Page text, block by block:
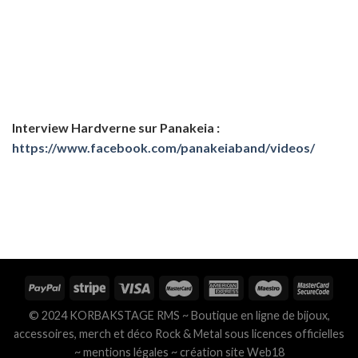
Interview Hardverne sur Panakeia :
https://www.facebook.com/panakeiaband/videos/
© 2024 KORBAKSTAGE RMS ~ Boutique en ligne de bijoux,
accessoires, merch et déco Rock & Metal sous licences officielles
~mentions légales ~ création site Web18